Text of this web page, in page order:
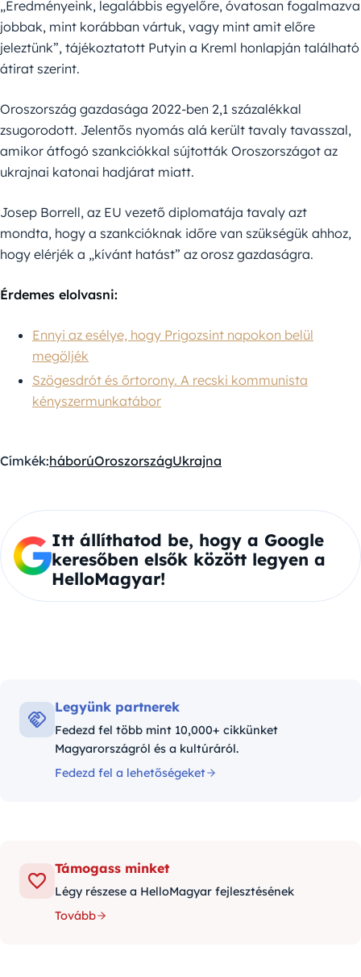
„Eredményeink, legalábbis egyelőre, óvatosan fogalmazva
jobbak, mint korábban vártuk, vagy mint amit előre
jeleztünk”, tájékoztatott Putyin a Kreml honlapján található
átirat szerint.
Oroszország gazdasága 2022-ben 2,1 százalékkal
zsugorodott. Jelentős nyomás alá került tavaly tavasszal,
amikor átfogó szankciókkal sújtották Oroszországot az
ukrajnai katonai hadjárat miatt.
Josep Borrell, az EU vezető diplomatája tavaly azt
mondta, hogy a szankcióknak időre van szükségük ahhoz,
hogy elérjék a „kívánt hatást” az orosz gazdaságra.
Érdemes elolvasni:
Ennyi az esélye, hogy Prigozsint napokon belül
megöljék
Szögesdrót és őrtorony. A recski kommunista
kényszermunkatábor
Címkék:háborúOroszországUkrajna
Itt állíthatod be, hogy a Google
keresőben elsők között legyen a
HelloMagyar!
Legyünk partnerek
Fedezd fel több mint 10,000+ cikkünket
Magyarországról és a kultúráról.
Fedezd fel a lehetőségeket
Támogass minket
Légy részese a HelloMagyar fejlesztésének
Tovább